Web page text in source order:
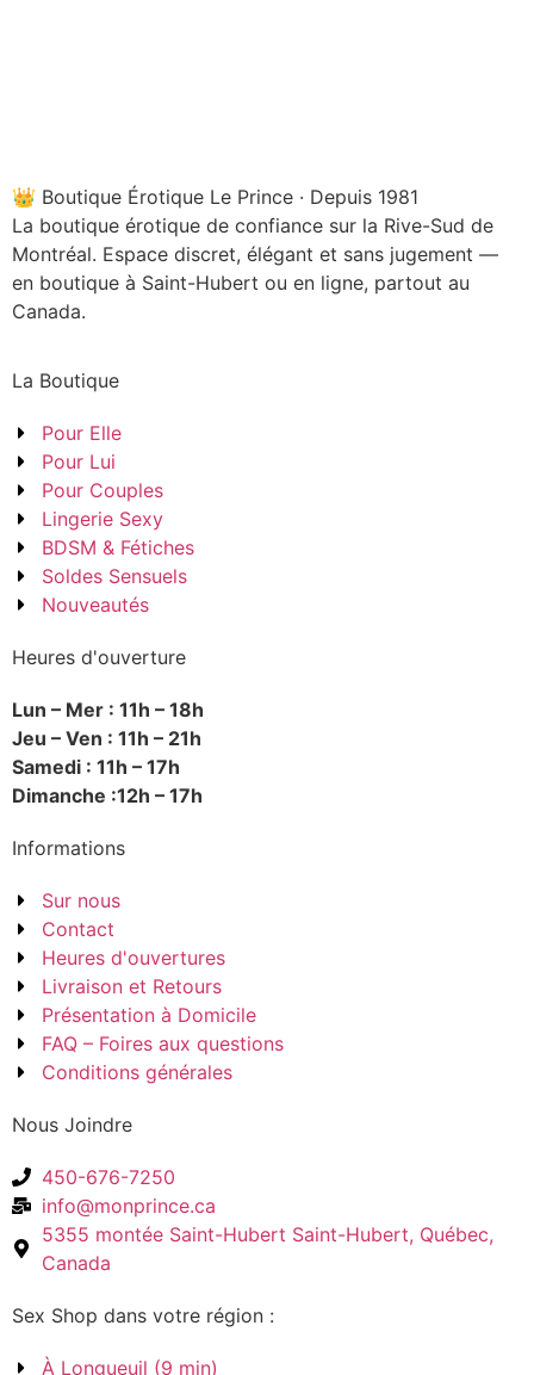
👑 Boutique Érotique Le Prince · Depuis 1981
La boutique érotique de confiance sur la Rive-Sud de
Montréal. Espace discret, élégant et sans jugement —
en boutique à Saint-Hubert ou en ligne, partout au
Canada.
La Boutique
Pour Elle
Pour Lui
Pour Couples
Lingerie Sexy
BDSM & Fétiches
Soldes Sensuels
Nouveautés
Heures d'ouverture
Lun – Mer : 11h – 18h
Jeu – Ven : 11h – 21h
Samedi : 11h – 17h
Dimanche :12h – 17h
Informations
Sur nous
Contact
Heures d'ouvertures
Livraison et Retours
Présentation à Domicile
FAQ – Foires aux questions
Conditions générales
Nous Joindre
450-676-7250
info@monprince.ca
5355 montée Saint-Hubert Saint-Hubert, Québec,
Canada
Sex Shop dans votre région :
À Longueuil (9 min)